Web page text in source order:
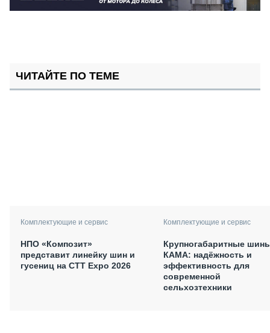
ЧИТАЙТЕ ПО ТЕМЕ
Комплектующие и сервис
НПО «Композит»
представит линейку шин и
гусениц на СТТ Expo 2026
Комплектующие и сервис
Крупногабаритные
КАМА: надёжность и
эффективность для
современной
сельхозтехники